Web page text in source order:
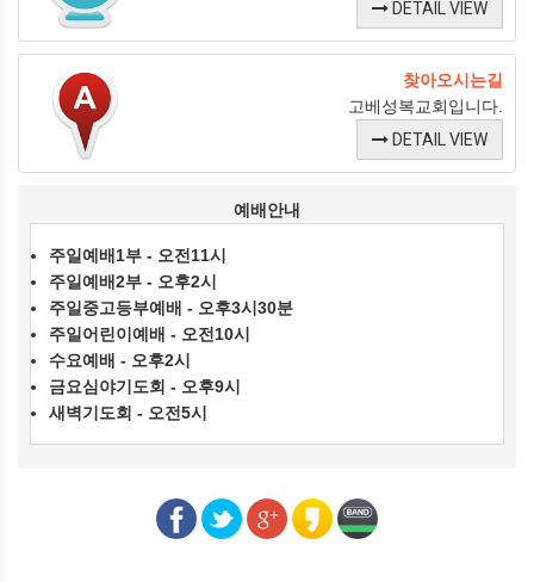
DETAIL VIEW
찾아오시는길
고베성복교회입니다.
DETAIL VIEW
예배안내
주일예배1부 - 오전11시
주일예배2부 - 오후2시
주일중고등부예배 - 오후3시30분
주일어린이예배 - 오전10시
수요예배 - 오후2시
금요심야기도회 - 오후9시
새벽기도회 - 오전5시